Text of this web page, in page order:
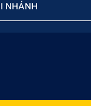
NHÁNH